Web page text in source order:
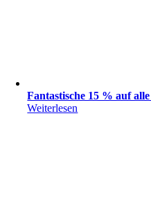
Fantastische 15 % auf
Weiterlesen